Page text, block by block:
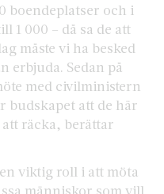
boendeplatser och i
1 000 – då sa de att
måste vi ha besked
erbjuda. Sedan på
med civilministern
budskapet att de här
räcka, berättar
viktig roll i att möta
människor som vill